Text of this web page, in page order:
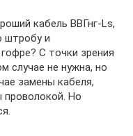
кабель ВВГнг-Ls,
штробу и
С точки зрения
случае не нужна, но
замены кабеля,
проволокой. Но